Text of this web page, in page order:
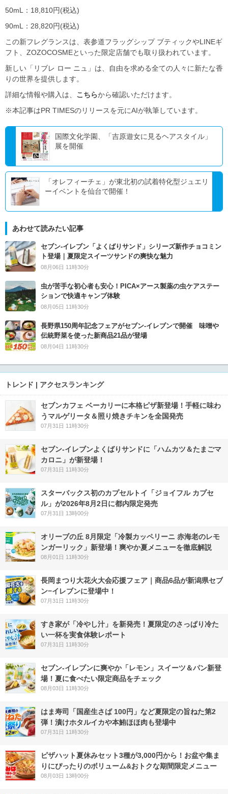
50mL：18,810円(税込)
90mL：28,820円(税込)
この新フレグランスは、表参道フラッグシップ ブティックやLINEギ
フト、ZOZOCOSMEといった限定店舗でも取り扱われています。
新しい「リブレ ロー ニュ」は、自由を求める全ての人々に新たな香
りの世界を提供します。
詳細な情報や購入は、 こちらから確認いただけます。
※本記事はPR TIMESのリリースを元にAIが執筆しています。
国際文化学園、「吉原遊女に見るヘアスタイル」
展を開催
「オレフィーチェ」が東北初の試着特化型ジュエリ
ーイベントを仙台で開催！
あわせて読みたい記事
セブン‐イレブン「よくばりサンド」シリーズ新作チョコミン
ト登場｜夏限定スイーツサンドの爽快な魅力
08月06日 11時30分
虫が苦手な初心者も安心！PICA×アース製薬の虫ケアステー
ションで快適キャンプ体験
08月05日 11時30分
長野県150周年記念フェアがセブン-イレブンで開催 味噌や
伝統野菜を使った新商品21品が登場
08月04日 11時30分
トレンド | アクセスランキング
セブンカフェ ベーカリーに本格ピザ新登場！手軽に味わ
うマルゲリータ＆照り焼きチキンを全国発売
07月31日 11時30分
セブン‐イレブンよくばりサンドに「ハムカツ＆たまごマ
カロニ」が新登場！
07月31日 11時30分
スターバックス初のカプセルトイ「ジョイフル カプセ
ル」が2026年8月2日に都内限定発売
07月31日 13時00分
オリーブの丘 8月限定「冷製カッペリーニ 赤海老のレモ
ンガーリック」新登場！爽やか夏メニューを徹底解説
08月01日 11時30分
長岡まつり大花火大会応援フェア｜商品6品が新潟県セブ
ン−イレブンに登場中！
07月31日 11時30分
すき家が「冷やし汁」を新発売！夏限定のさっぱり冷た
い一杯を実食体験レポート
07月31日 11時30分
セブン‐イレブンに爽やか「レモン」スイーツ＆パン新登
場！夏に食べたい限定商品をチェック
08月03日 11時30分
はま寿司「国産生さば 100円」など夏限定の旨ねた第2
弾！漬けホタルイカや本鮪ほほ肉も登場中
07月31日 11時30分
ピザハット夏休みセット3種が3,000円から！お盆や集ま
りにぴったりのボリューム&おトクな期間限定メニュー
08月03日 13時00分